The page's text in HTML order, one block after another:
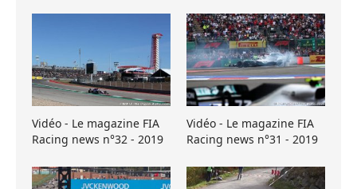
Vidéo - Le magazine FIA
Racing news n°32 - 2019
Vidéo - Le magazine FIA
Racing news n°31 - 2019